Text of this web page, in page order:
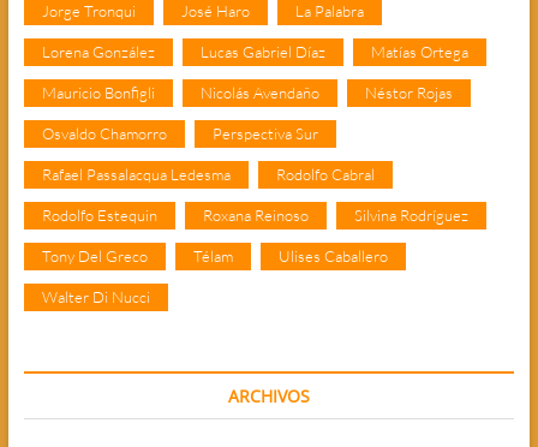
Jorge Tronqui José Haro La Palabra
Lorena González Lucas Gabriel Díaz Matías Ortega
Mauricio Bonfigli Nicolás Avendaño Néstor Rojas
Osvaldo Chamorro Perspectiva Sur
Rafael Passalacqua Ledesma Rodolfo Cabral
Rodolfo Estequin Roxana Reinoso Silvina Rodríguez
Tony Del Greco Télam Ulises Caballero
Walter Di Nucci
ARCHIVOS